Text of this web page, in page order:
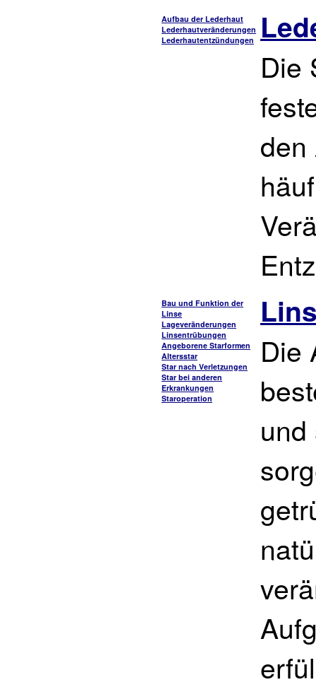
Aufbau der Lederhaut
Lederhautveränderungen
Lederhautentzündungen
Die
den
Bau und Funktion der
Linse
Lageveränderungen
Linsentrübungen
Angeborene Starformen
Altersstar
Star nach Verletzungen
Star bei anderen
Erkrankungen
Staroperation
Die